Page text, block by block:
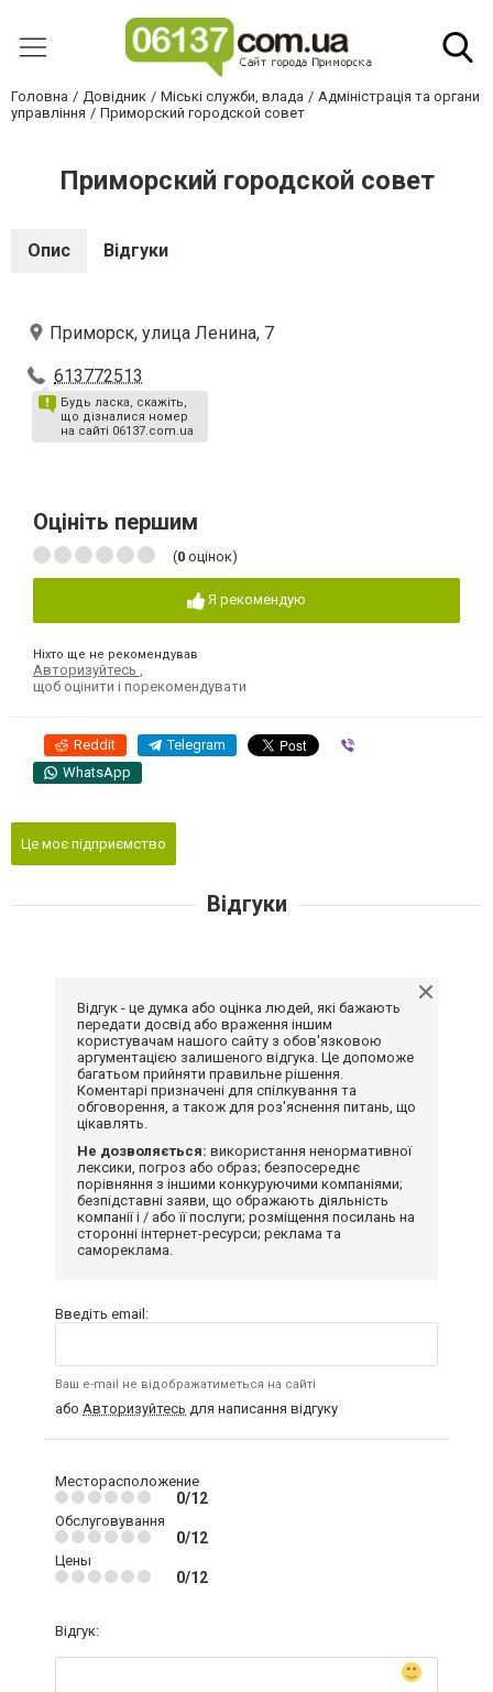
Головна Довідник Міські служби, влада
Адміністрація та органи
управління
Приморский городской совет
Приморский городской совет
Опис Відгуки
Приморск, улица Ленина, 7
613772513
Будь ласка, скажіть,
що дізналися номер
на сайті 06137.com.ua
Оцініть першим
(0 оцінок)
Я рекомендую
Ніхто ще не рекомендував
Авторизуйтесь
щоб оцінити і порекомендувати
Reddit Telegram
WhatsApp
Це моє підприємство
Відгуки
Відгук - це думка або оцінка людей, які бажають
передати досвід або враження іншим
користувачам нашого сайту з обов'язковою
аргументацією залишеного відгука. Це допоможе
багатьом прийняти правильне рішення.
Коментарі призначені для спілкування та
обговорення, а також для роз'яснення питань, що
цікавлять.
Не дозволяється: використання ненормативної
лексики, погроз або образ; безпосереднє
порівняння з іншими конкуруючими компаніями;
безпідставні заяви, що ображають діяльність
компанії і / або її послуги; розміщення посилань на
сторонні інтернет-ресурси; реклама та
самореклама.
Введіть email:
Ваш e-mail не відображатиметься на сайті
або Авторизуйтесь для написання відгуку
Месторасположение
0/12
Обслуговування
0/12
Цены
0/12
Відгук: